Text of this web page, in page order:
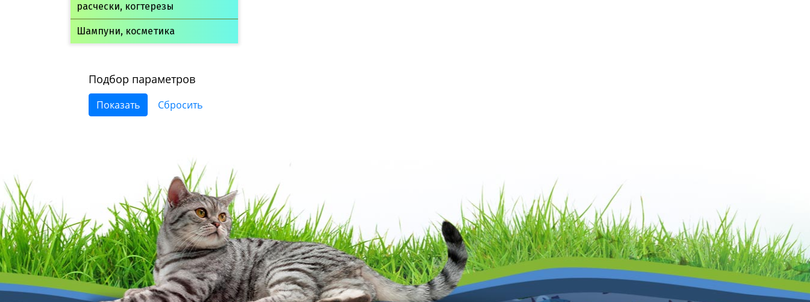
расчески, когтерезы
Шампуни, косметика
Подбор параметров